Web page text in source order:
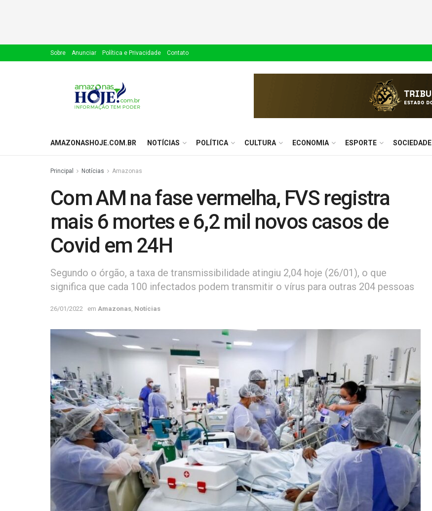
Sobre Anunciar Política e Privacidade Contato
AMAZONASHOJE.COM.BR NOTÍCIAS POLÍTICA CULTURA ECONOMIA ESPORTE SOCIEDADE
Principal Notícias Amazonas
Com AM na fase vermelha, FVS registra
mais 6 mortes e 6,2 mil novos casos de
Covid em 24H
Segundo o órgão, a taxa de transmissibilidade atingiu 2,04 hoje (26/01), o que
significa que cada 100 infectados podem transmitir o vírus para outras 204 pessoas
26/01/2022 em Amazonas Notícias